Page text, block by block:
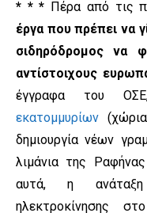
* * * Πέρα από τις
έργα που πρέπει να
σιδηρόδρομος να
αντίστοιχους
έγγραφα του
εκατομμυρίων
δημιουργία νέων
λιμάνια της
αυτά, η
ηλεκτροκίνησης